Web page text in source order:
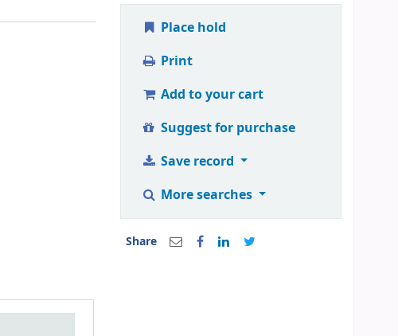
Place hold
Print
Add to your cart
Suggest for purchase
Save record
More searches
Share